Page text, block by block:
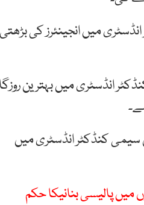
میں انجینئرز کی بڑھتی
انڈسٹری میں بہترین
کے 70 ہزار انجینئرز انٹرنیشنل سیمی کنڈکٹر انڈسٹری میں